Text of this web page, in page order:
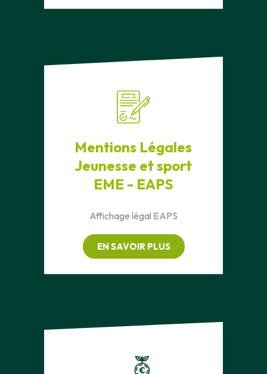
Mentions Légales
Jeunesse et sport
EME - EAPS
Affichage légal EAPS
EN SAVOIR PLUS